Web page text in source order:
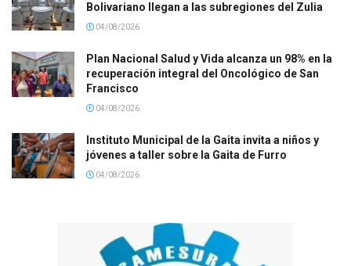
Bolivariano llegan a las subregiones del Zulia
04/08/2026
Plan Nacional Salud y Vida alcanza un 98% en la
recuperación integral del Oncológico de San
Francisco
04/08/2026
Instituto Municipal de la Gaita invita a niños y
jóvenes a taller sobre la Gaita de Furro
04/08/2026